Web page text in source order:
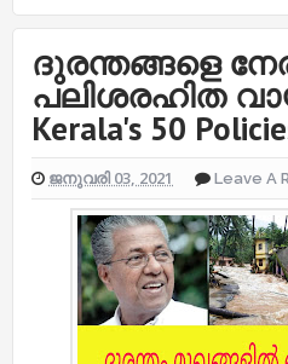
ദുരന്തങ്ങളെ
പലിശരഹിത
Kerala's 50
ജനുവരി 03, 2021 Leave A